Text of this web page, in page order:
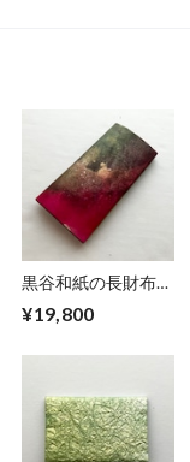
黒谷和紙の長財布
¥19,800